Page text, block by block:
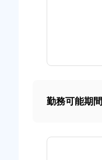
勤務可能期間